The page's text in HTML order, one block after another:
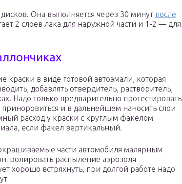
Она выполняется через 30 минут после
2 слоев лака для наружной части и 1-2 — для
краски в виде готовой автоэмали, которая
добавлять отвердитель, растворитель,
Надо только предварительно протестировать
и в дальнейшем наносить слои
расход у краски с круглым факелом
если факел вертикальный.
части автомобиля малярным
распыление аэрозоля
хорошо встряхнуть, при долгой работе надо